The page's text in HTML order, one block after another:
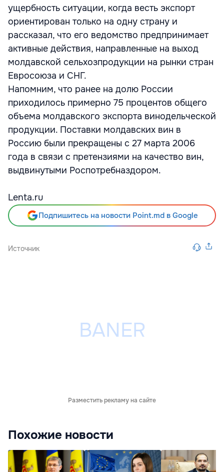
ущербность ситуации, когда весть экспорт
ориентирован только на одну страну и
рассказал, что его ведомство предпринимает
активные действия, направленные на выход
молдавской сельхозпродукции на рынки стран
Евросоюза и СНГ.
Напомним, что ранее на долю России
приходилось примерно 75 процентов общего
объема молдавского экспорта винодельческой
продукции. Поставки молдавских вин в
Россию были прекращены с 27 марта 2006
года в связи с претензиями на качество вин,
выдвинутыми Роспотребназдором.
Lenta.ru
Подпишитесь на новости Point.md в Google
Источник
Разместить рекламу на сайте
Похожие новости